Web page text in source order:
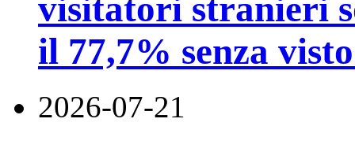
visitatori stranieri
il 77,7% senza
2026-07-21